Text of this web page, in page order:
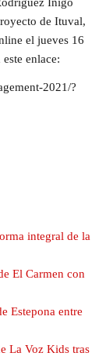
de Ituval,
el jueves 16
enlace:
2021/?
integral de la
El Carmen con
Estepona entre
La Voz Kids tras